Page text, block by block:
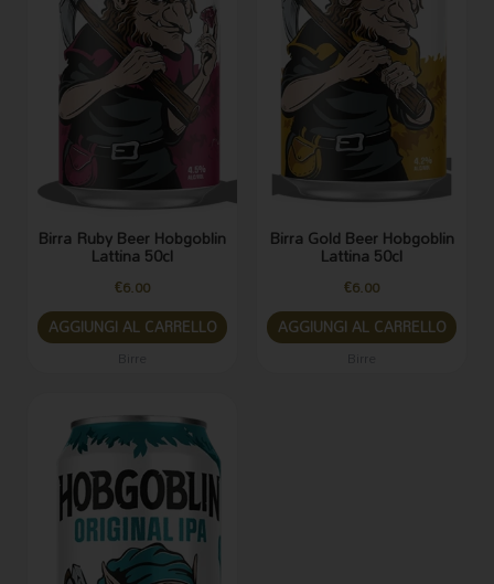
Birra Ruby Beer Hobgoblin
Lattina 50cl
€6.00
AGGIUNGI AL CARRELLO
Birra Gold Beer Hobgoblin
Lattina 50cl
€6.00
AGGIUNGI AL CARRELLO